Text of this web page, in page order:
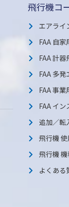
飛行機コ
エアライ
FAA 自
FAA 計器
FAA 多
FAA 事
FAA イ
追加／転
飛行機
飛行機
よくある